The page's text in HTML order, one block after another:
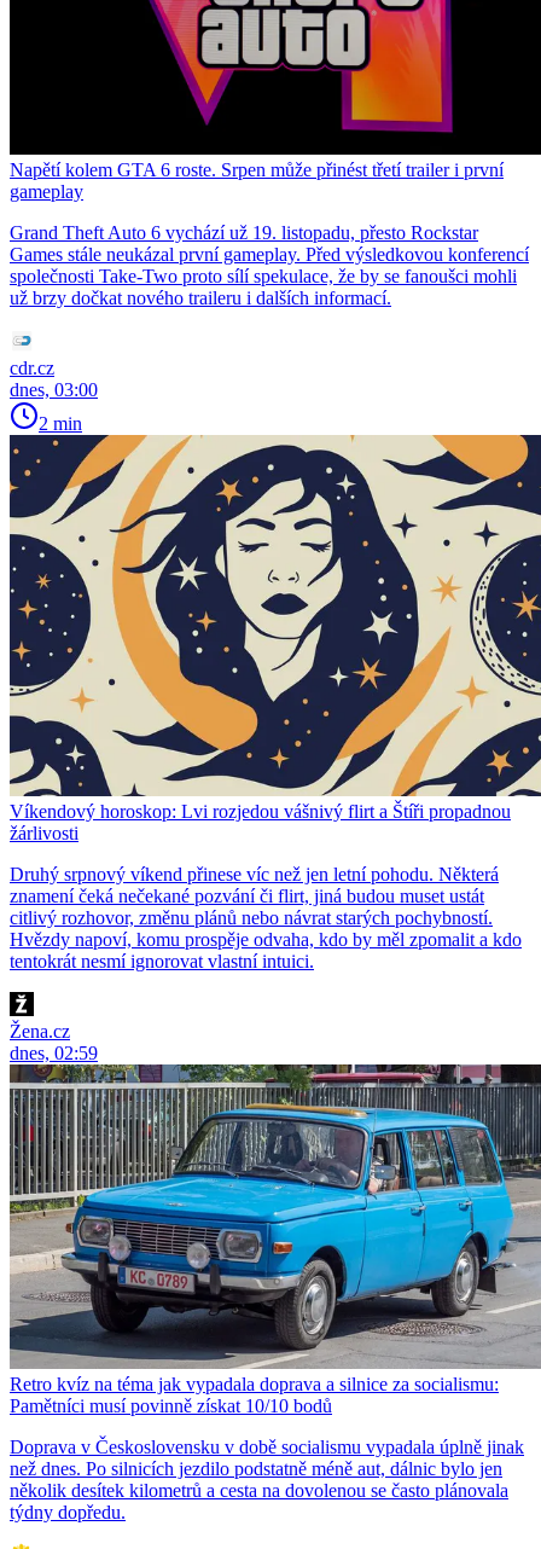
Napětí kolem GTA 6 roste. Srpen může přinést třetí trailer i první
gameplay
Grand Theft Auto 6 vychází už 19. listopadu, přesto Rockstar
Games stále neukázal první gameplay. Před výsledkovou konferencí
společnosti Take-Two proto sílí spekulace, že by se fanoušci mohli
už brzy dočkat nového traileru i dalších informací.
cdr.cz
dnes, 03:00
2 min
Víkendový horoskop: Lvi rozjedou vášnivý flirt a Štíři propadnou
žárlivosti
Druhý srpnový víkend přinese víc než jen letní pohodu. Některá
znamení čeká nečekané pozvání či flirt, jiná budou muset ustát
citlivý rozhovor, změnu plánů nebo návrat starých pochybností.
Hvězdy napoví, komu prospěje odvaha, kdo by měl zpomalit a kdo
tentokrát nesmí ignorovat vlastní intuici.
Žena.cz
dnes, 02:59
Retro kvíz na téma jak vypadala doprava a silnice za socialismu:
Pamětníci musí povinně získat 10/10 bodů
Doprava v Československu v době socialismu vypadala úplně jinak
než dnes. Po silnicích jezdilo podstatně méně aut, dálnic bylo jen
několik desítek kilometrů a cesta na dovolenou se často plánovala
týdny dopředu.